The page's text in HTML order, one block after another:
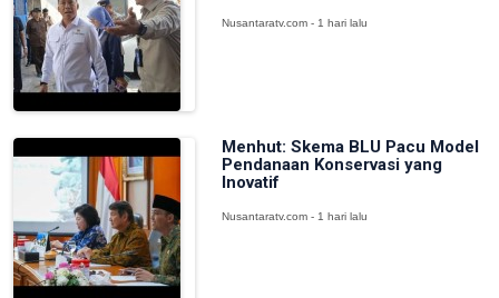
Nusantaratv.com - 1 hari lalu
Menhut: Skema BLU Pacu Model
Pendanaan Konservasi yang
Inovatif
Nusantaratv.com - 1 hari lalu